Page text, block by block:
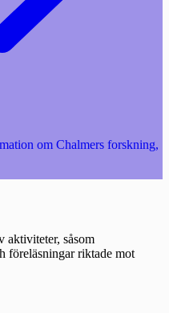
om Chalmers forskning,
aktiviteter, såsom
föreläsningar riktade mot